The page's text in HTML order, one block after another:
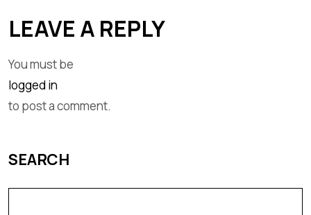
LEAVE A REPLY
You must be
logged in
to post a comment.
SEARCH